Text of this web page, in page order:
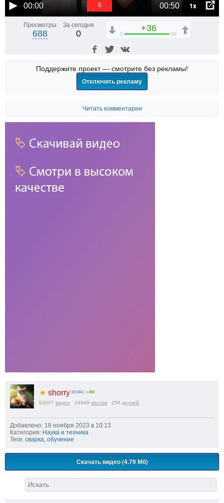
00:00 00:50 1x
6
Просмотры
688
За сегодня
0
+36
0 36
Поддержите проект — смотрите без рекламы!
Отключить рекламу
Читать комментарии
★ shorry 167464 | +450
53007 видео 24949 постов 256 друзей
Добавлено: 18 ноября 2023 в 10:13
Категория: Наука и техника
Теги: сварка обучение
Скачать видео (4.79 Мб)